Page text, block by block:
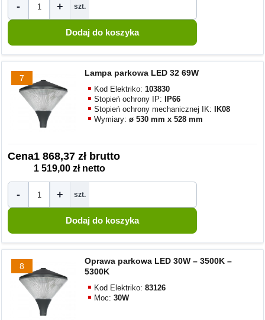
- + szt.
7
Lampa parkowa LED 32 69W
Kod Elektriko:103830
Stopień ochrony IP:
IP66
Stopień ochrony mechanicznej IK:
IK08
Wymiary:ø 530 mm x 528 mm
Cena1 868,37 zł brutto
1 519,00 zł netto
- + szt.
8
Oprawa parkowa LED 30W – 3500K –
5300K
Kod Elektriko:83126
Moc:30W